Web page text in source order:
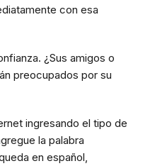
con esa
¿Sus amigos o
preocupados por su
ingresando el tipo de
la palabra
en español,